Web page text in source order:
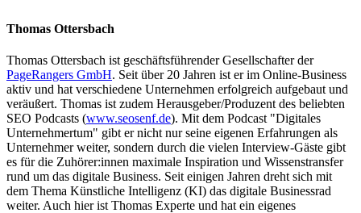
Thomas Ottersbach
Thomas Ottersbach ist geschäftsführender Gesellschafter der
PageRangers GmbH. Seit über 20 Jahren ist er im Online-Business
aktiv und hat verschiedene Unternehmen erfolgreich aufgebaut und
veräußert. Thomas ist zudem Herausgeber/Produzent des beliebten
SEO Podcasts (www.seosenf.de). Mit dem Podcast "Digitales
Unternehmertum" gibt er nicht nur seine eigenen Erfahrungen als
Unternehmer weiter, sondern durch die vielen Interview-Gäste gibt
es für die Zuhörer:innen maximale Inspiration und Wissenstransfer
rund um das digitale Business. Seit einigen Jahren dreht sich mit
dem Thema Künstliche Intelligenz (KI) das digitale Businessrad
weiter. Auch hier ist Thomas Experte und hat ein eigenes